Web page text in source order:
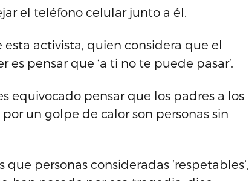
el teléfono celular junto a él.
activista, quien considera que el
pensar que ‘a ti no te puede pasar’.
equivocado pensar que los padres a los
un golpe de calor son personas sin
personas consideradas ‘respetables’,